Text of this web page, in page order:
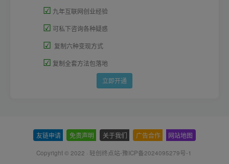
☑ 九年互联网创业经验
☑ 可私下咨询各种疑惑
☑ 复制六种变现方式
☑ 复制全套方法包落地
立即开通
友链申请 免责声明 关于我们 广告合作 网站地图
Copyright © 2022 · 轻创终点站-豫ICP备2024095279号-1